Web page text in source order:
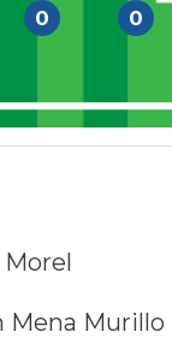
Morel
Mena Murillo
0
0